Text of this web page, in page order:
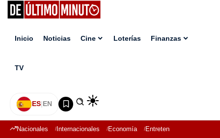
Inicio Noticias Cine Loterías Finanzas
TV
ES|EN
Nacionales Internacionales Economía Entretenimiento